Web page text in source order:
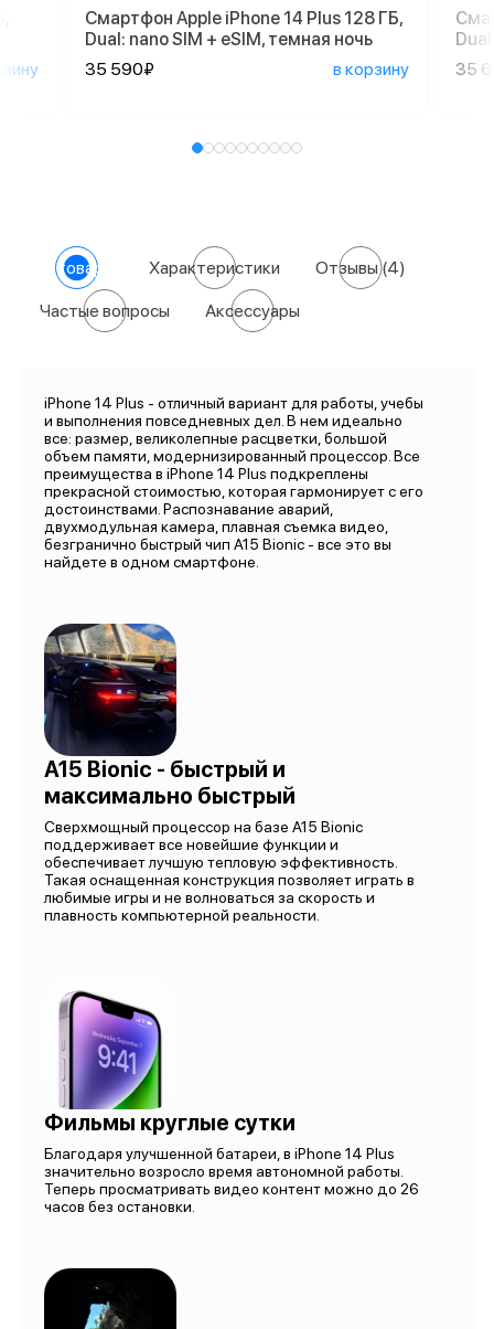
Смартфон Apple iPhone 14 Plus 128 ГБ,
Dual: nano SIM + eSIM, темная ночь
35 590₽
в корзину
35
О товаре Характеристики Отзывы(4)
Частые вопросы Аксессуары
iPhone 14 Plus - отличный вариант для работы, учебы
и выполнения повседневных дел. В нем идеально
все: размер, великолепные расцветки, большой
объем памяти, модернизированный процессор. Все
преимущества в iPhone 14 Plus подкреплены
прекрасной стоимостью, которая гармонирует с его
достоинствами. Распознавание аварий,
двухмодульная камера, плавная съемка видео,
безгранично быстрый чип A15 Bionic - все это вы
найдете в одном смартфоне.
A15 Bionic - быстрый и
максимально быстрый
Сверхмощный процессор на базе A15 Bionic
поддерживает все новейшие функции и
обеспечивает лучшую тепловую эффективность.
Такая оснащенная конструкция позволяет играть в
любимые игры и не волноваться за скорость и
плавность компьютерной реальности.
Фильмы круглые сутки
Благодаря улучшенной батареи, в iPhone 14 Plus
значительно возросло время автономной работы.
Теперь просматривать видео контент можно до 26
часов без остановки.